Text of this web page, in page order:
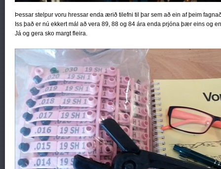
Þessar stelpur voru hressar enda ærið tilefni til þar sem að ein af þeim
Iss það er nú ekkert mál að vera 89, 88 og 84 ára enda prjóna þær eins og
Já og gera sko margt fleira.